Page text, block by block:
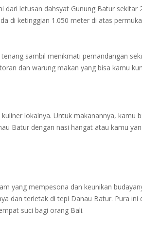
letusan dahsyat Gunung Batur sekitar
di ketinggian 1.050 meter di atas
sambil menikmati pemandangan
dan warung makan yang bisa kamu
lokalnya. Untuk makanannya, kamu
Batur dengan nasi hangat atau kamu
yang mempesona dan keunikan
dan terletak di tepi Danau Batur. Pura ini
suci bagi orang Bali.